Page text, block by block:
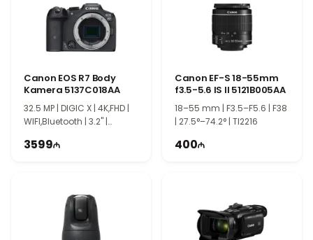
Canon EOS R7 Body
Kamera 5137C018AA
32.5 MP | DIGIC X | 4K,FHD |
WIFI,Bluetooth | 3.2" |
3599
Canon EF-S 18-55mm
f3.5-5.6 IS II 5121B005AA
18–55 mm | F3.5–F5.6 | F38
| 27.5°–74.2° | TI2216
400